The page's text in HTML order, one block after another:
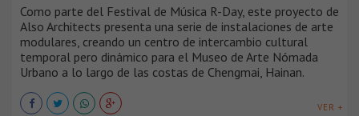
Como parte del Festival de Música R-Day, este proyecto de
Also Architects presenta una serie de instalaciones de arte
modulares, creando un centro de intercambio cultural
temporal pero dinámico para el Museo de Arte Nómada
Urbano a lo largo de las costas de Chengmai, Hainan.
VER +